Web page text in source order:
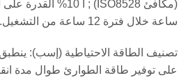
ساعة من التشغيل.
الاحتياطية (إسب): ينطبق تصنيف
طاقة الطوارئ طوال مدة انقطاع طاقة